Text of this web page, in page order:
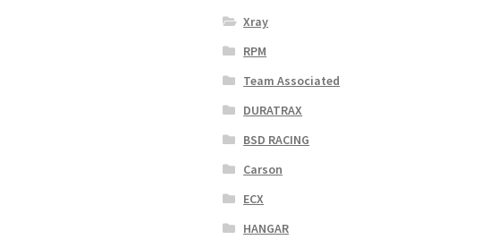
Xray
RPM
Team Associated
DURATRAX
BSD RACING
Carson
ECX
HANGAR